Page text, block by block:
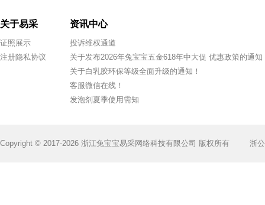
关于易采
证照展示
注册隐私协议
资讯中心
投诉维权通道
关于发布2026年兔宝宝五金618年中大促 优惠政策的通知
关于白乳胶环保等级全面升级的通知！
客服微信在线！
发泡剂夏季使用需知
Copyright © 2017-2026 浙江兔宝宝易采网络科技有限公司 版权所有 浙